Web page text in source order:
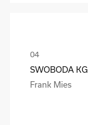
SWOBODA KG
Frank Mies